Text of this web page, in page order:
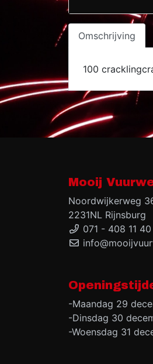
Omschrijving
100
Mooij
Noordwijkerweg
2231NL Rijnsburg
071 - 408 11 40
-Maandag 29
-Dinsdag 30
-Woensdag 31